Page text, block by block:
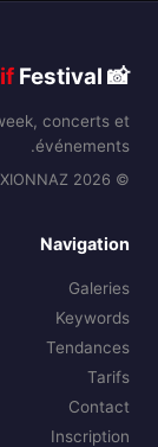
📸
Festival
concerts et
événements.
© 2026 Brice ANXIONNAZ
Navigation
Galeries
Keywords
Tendances
Tarifs
Contact
Inscription